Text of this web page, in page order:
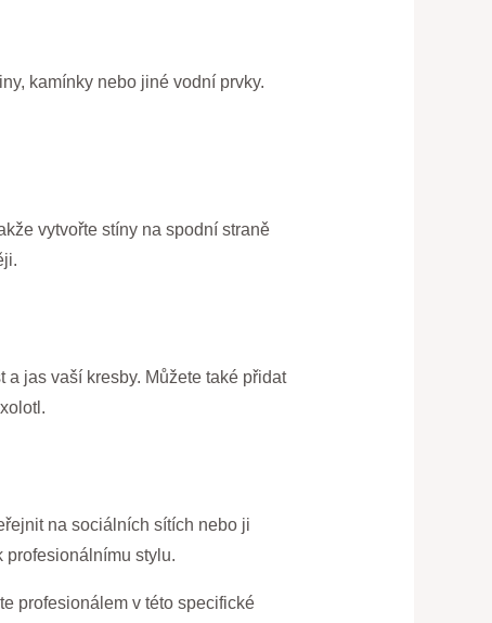
kamínky nebo jiné vodní prvky.
vytvořte stíny na spodní straně
jas vaší kresby. Můžete také přidat
na sociálních sítích nebo ji
profesionálnímu stylu.
profesionálem v této specifické